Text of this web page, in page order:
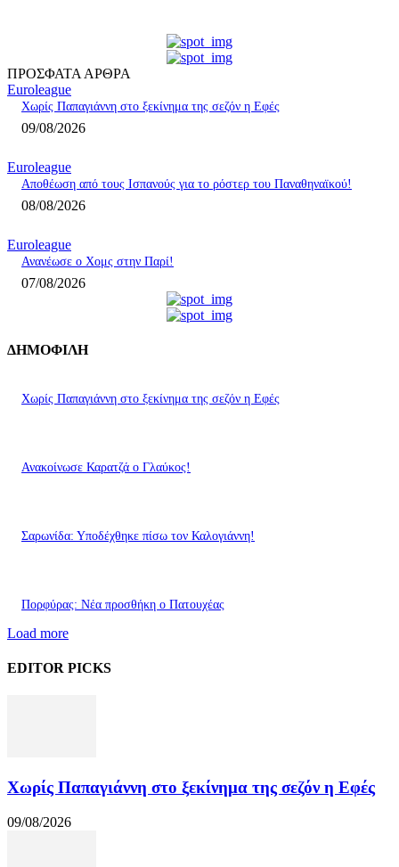
ΠΡΟΣΦΑΤΑ ΑΡΘΡΑ
Euroleague
Χωρίς Παπαγιάννη στο ξεκίνημα της σεζόν η Εφές
09/08/2026
Euroleague
Αποθέωση από τους Ισπανούς για το ρόστερ του Παναθηναϊκού!
08/08/2026
Euroleague
Ανανέωσε ο Χομς στην Παρί!
07/08/2026
ΔΗΜΟΦΙΛΗ
Χωρίς Παπαγιάννη στο ξεκίνημα της σεζόν η Εφές
Ανακοίνωσε Καρατζά ο Γλαύκος!
Σαρωνίδα: Υποδέχθηκε πίσω τον Καλογιάννη!
Πορφύρας: Νέα προσθήκη ο Πατουχέας
Load more
EDITOR PICKS
Χωρίς Παπαγιάννη στο ξεκίνημα της σεζόν η Εφές
09/08/2026